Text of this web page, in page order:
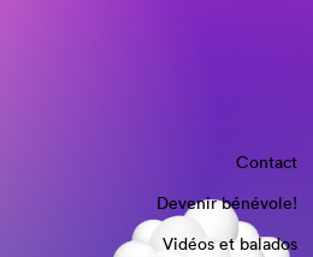
Contact
Devenir bénévole!
Vidéos et balados